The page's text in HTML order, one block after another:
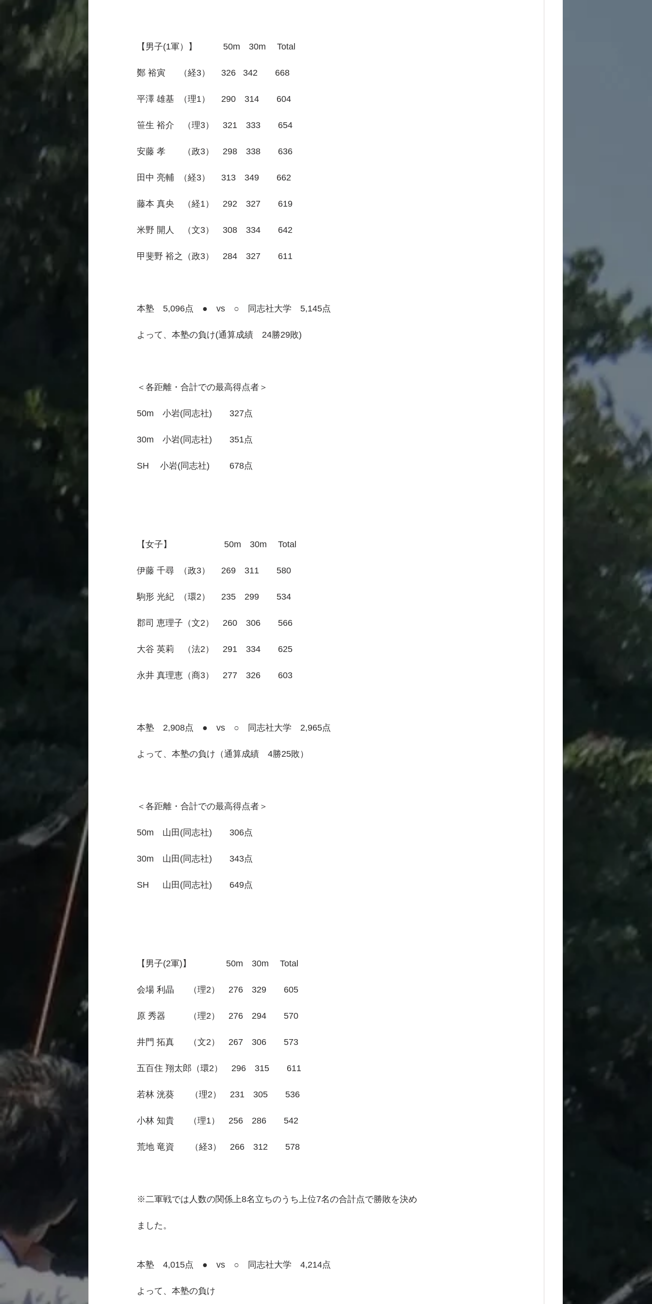
【男子(1軍）】　　　50m　30m　 Total
鄭 裕寅　  （経3）　 326   342　　668
平澤 雄基  （理1）　 290　314　　604
笹生 裕介　（理3）　321　333　　654
安藤 孝　　（政3）　298　338　　636
田中 亮輔  （経3）　 313　349　　662
藤本 真央　（経1）　292　327　　619
米野 開人　（文3）　308　334　　642
甲斐野 裕之（政3）　284　327　　611
本塾　5,096点　●　vs　○　同志社大学　5,145点
よって、本塾の負け(通算成績　24勝29敗)
＜各距離・合計での最高得点者＞
50m　小岩(同志社)　　327点
30m　小岩(同志社)　　351点
SH　 小岩(同志社)　　 678点
【女子】　　　　　　50m　30m　 Total
伊藤 千尋  （政3）　 269　311　　580
駒形 光紀  （環2）　 235　299　　534
郡司 恵理子（文2）　260　306　　566
大谷 英莉　（法2）　291　334　　625
永井 真理恵（商3）　277　326　　603
本塾　2,908点　●　vs　○　同志社大学　2,965点
よって、本塾の負け（通算成績　4勝25敗）
＜各距離・合計での最高得点者＞
50m　山田(同志社)　　306点
30m　山田(同志社)　　343点
SH　  山田(同志社)　　649点
【男子(2軍)】　　　　50m　30m　 Total
会場 利晶      （理2）　276　329　　605
原 秀器　      （理2）　276　294　　570
井門 拓真      （文2）　267　306　　573
五百住 翔太郎（環2）　296　315　　611
若林 洸葵　   （理2）　231　305　　536
小林 知貴      （理1）　256　286　　542
荒地 竜資　   （経3）　266　312　　578
※二軍戦では人数の関係上8名立ちのうち上位7名の合計点で勝敗を決め
ました。
本塾　4,015点　●　vs　○　同志社大学　4,214点
よって、本塾の負け